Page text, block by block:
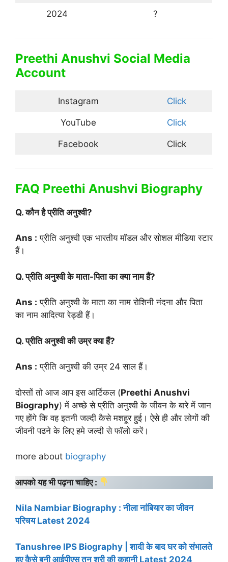
2024 ?
Preethi Anushvi Social Media
Account
Instagram Click
YouTube Click
Facebook Click
FAQ Preethi Anushvi Biography
Q. कौन है प्रीति अनुश्वी?
Ans : प्रीति अनुश्वी एक भारतीय मॉडल और सोशल मीडिया स्टार
हैं।
Q. प्रीति अनुश्वी के माता-पिता का क्या नाम हैं?
Ans : प्रीति अनुश्वी के माता का नाम रोशिनी नंदना और पिता
का नाम आदित्या रेड्डी हैं।
Q. प्रीति अनुश्वी की उम्र क्या हैं?
Ans : प्रीति अनुश्वी की उम्र 24 साल हैं।
दोस्तों तो आज आप इस आर्टिकल (Preethi Anushvi
Biography) में अच्छे से प्रीति अनुश्वी के जीवन के बारे में जान
गए होंगे कि वह इतनी जल्दी कैसे मशहूर हुई। ऐसे ही और लोगों की
जीवनी पढने के लिए हमे जल्दी से फॉलो करें।
more about biography
आपको यह भी पढ़ना चाहिए :
Nila Nambiar Biography : नीला नांबियार का जीवन
परिचय Latest 2024
Tanushree IPS Biography | शादी के बाद घर को संभालते
हूए कैसे बनी आईपीएस तनु श्री की कहानी Latest 2024